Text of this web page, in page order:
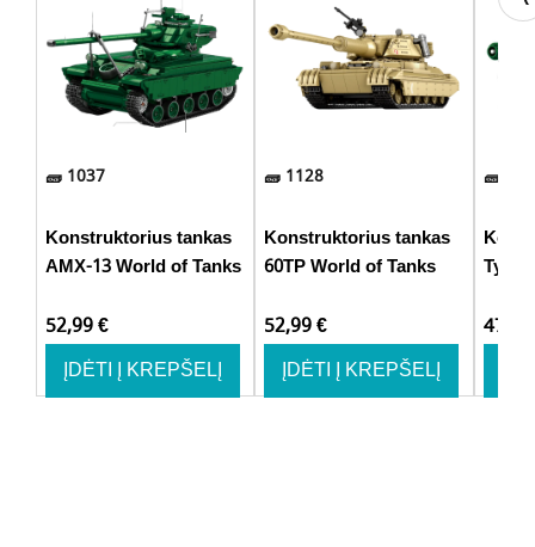
1037
Konstruktorius tankas
AMX-13 World of Tanks
52,99€
ĮDĖTI Į KREPŠELĮ
1128
Konstruktorius tankas
60TP World of Tanks
52,99€
ĮDĖTI Į KREPŠELĮ
Type
47,99